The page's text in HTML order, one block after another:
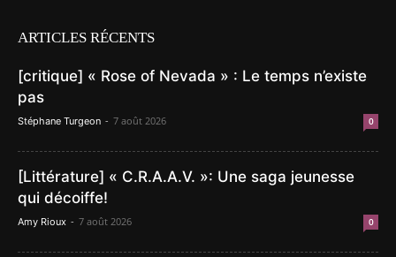
ARTICLES RÉCENTS
[critique] « Rose of Nevada » : Le temps n’existe
pas
Stéphane Turgeon - 7 août 2026 0
[Littérature] « C.R.A.A.V. »: Une saga jeunesse
qui décoiffe!
Amy Rioux - 7 août 2026 0